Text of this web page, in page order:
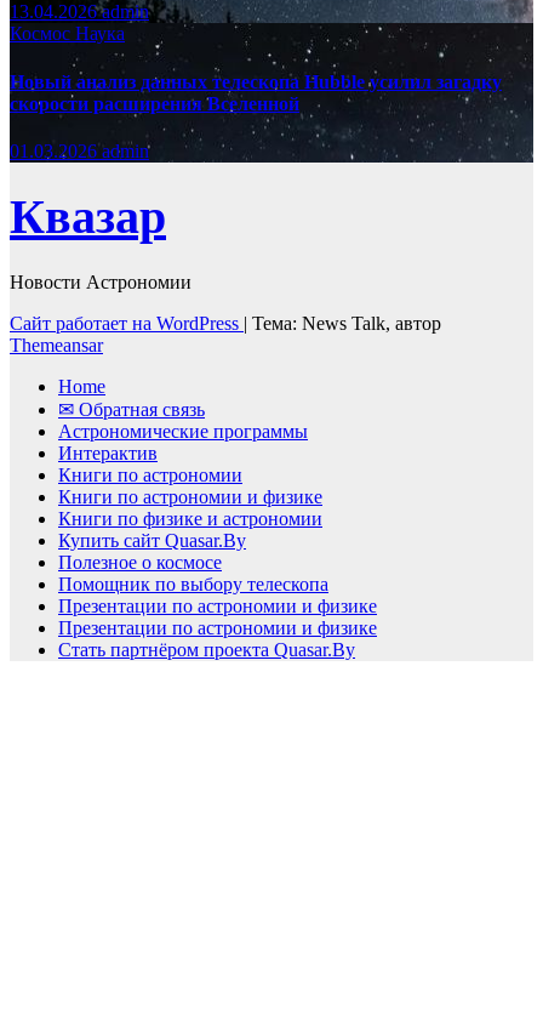
13.04.2026admin
Космос Наука
Новый анализ данных телескопа Hubble усилил загадку
скорости расширения Вселенной
01.03.2026admin
Квазар
Новости Астрономии
Сайт работает на WordPress | Тема: News Talk, автор
Themeansar
Home
✉ Обратная связь
Астрономические программы
Интерактив
Книги по астрономии
Книги по астрономии и физике
Книги по физике и астрономии
Купить сайт Quasar.By
Полезное о космосе
Помощник по выбору телескопа
Презентации по астрономии и физике
Презентации по астрономии и физике
Стать партнёром проекта Quasar.By